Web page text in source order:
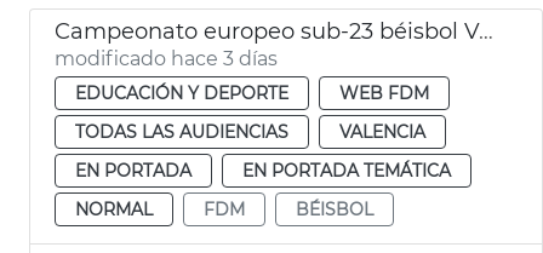
Campeonato europeo sub-23 béisbol València
modificado hace 3 días
EDUCACIÓN Y DEPORTE
WEB FDM
TODAS LAS AUDIENCIAS
VALENCIA
EN PORTADA
EN PORTADA TEMÁTICA
NORMAL
FDM BÉISBOL